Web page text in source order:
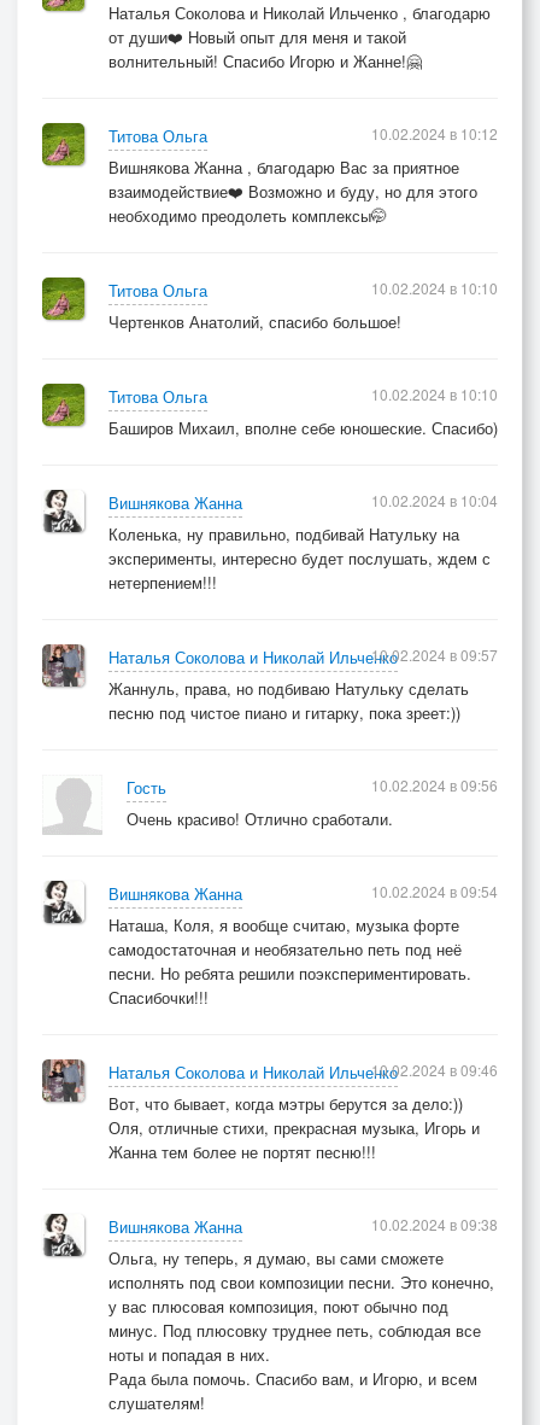
Наталья Соколова и Николай Ильченко , благодарю
от души❤️ Новый опыт для меня и такой
волнительный! Спасибо Игорю и Жанне!🤗
Титова Ольга
Вишнякова Жанна , благодарю Вас за приятное
взаимодействие❤️ Возможно и буду, но для этого
необходимо преодолеть комплексы🤭
10.02.2024 в 10:12
Титова Ольга
Чертенков Анатолий, спасибо большое!
10.02.2024 в 10:10
Титова Ольга
Баширов Михаил, вполне себе юношеские. Спасибо)
10.02.2024 в 10:10
Вишнякова Жанна
Коленька, ну правильно, подбивай Натульку на
эксперименты, интересно будет послушать, ждем с
нетерпением!!!
10.02.2024 в 10:04
Наталья Соколова и Николай Ильченко
Жаннуль, права, но подбиваю Натульку сделать
песню под чистое пиано и гитарку, пока зреет:))
10.02.2024 в 09:57
Гость
Очень красиво! Отлично сработали.
10.02.2024 в 09:56
Вишнякова Жанна
Наташа, Коля, я вообще считаю, музыка форте
самодостаточная и необязательно петь под неё
песни. Но ребята решили поэкспериментировать.
Спасибочки!!!
10.02.2024 в 09:54
Наталья Соколова и Николай Ильченко
Вот, что бывает, когда мэтры берутся за дело:))
Оля, отличные стихи, прекрасная музыка, Игорь и
Жанна тем более не портят песню!!!
10.02.2024 в 09:46
Вишнякова Жанна
Ольга, ну теперь, я думаю, вы сами сможете
исполнять под свои композиции песни. Это конечно,
у вас плюсовая композиция, поют обычно под
минус. Под плюсовку труднее петь, соблюдая все
ноты и попадая в них.
Рада была помочь. Спасибо вам, и Игорю, и всем
слушателям!
10.02.2024 в 09:38